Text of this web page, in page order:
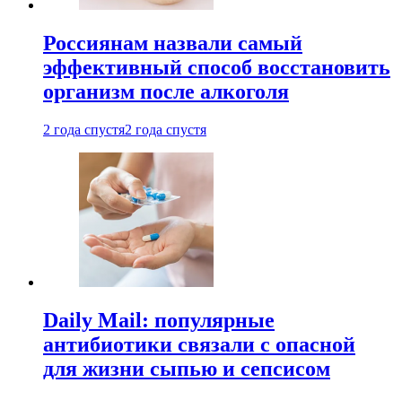
Россиянам назвали самый
эффективный способ восстановить
организм после алкоголя
2 года спустя2 года спустя
Daily Mail: популярные
антибиотики связали с опасной
для жизни сыпью и сепсисом